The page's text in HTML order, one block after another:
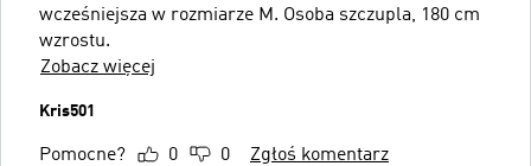
wcześniejsza w rozmiarze M. Osoba szczupla, 180 cm
wzrostu.
Zobacz więcej
Kris501
Pomocne? 0 0 Zgłoś komentarz